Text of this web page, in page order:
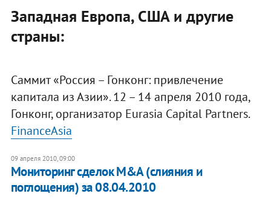
Западная Европа, США и другие
страны:
Саммит «Россия – Гонконг: привлечение
капитала из Азии». 12 – 14 апреля 2010 года,
Гонконг, организатор Eurasia Capital Partners.
FinanceAsia
09 апреля 2010, 09:00
Мониторинг сделок M&A (слияния и
поглощения) за 08.04.2010